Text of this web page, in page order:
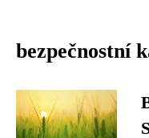
bezpečnostní